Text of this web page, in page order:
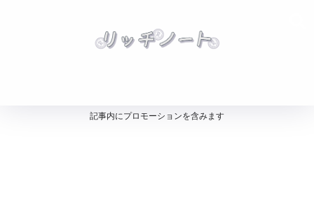
記事内にプロモーションを含みます